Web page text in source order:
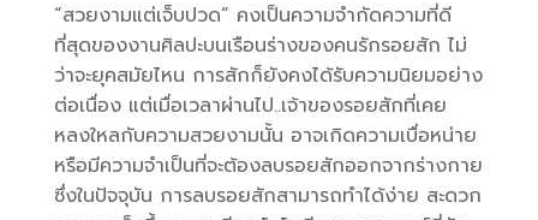
“สวยงามแต่เจ็บปวด” คงเป็นความจำกัดความที่ดี
ที่สุดของงานศิลปะบนเรือนร่างของคนรักรอยสัก ไม่
ว่าจะยุคสมัยไหน การสักก็ยังคงได้รับความนิยมอย่าง
ต่อเนื่อง แต่เมื่อเวลาผ่านไป..เจ้าของรอยสักที่เคย
หลงใหลกับความสวยงามนั้น อาจเกิดความเบื่อหน่าย
หรือมีความจำเป็นที่จะต้องลบรอยสักออกจากร่างกาย
ซึ่งในปัจจุบัน การลบรอยสักสามารถทำได้ง่าย สะดวก